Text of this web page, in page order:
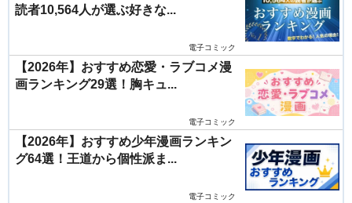
読者10,564人が選ぶ好きな...
電子コミック
【2026年】おすすめ恋愛・ラブコメ漫
画ランキング29選！胸キュ...
電子コミック
【2026年】おすすめ少年漫画ランキン
グ64選！王道から個性派ま...
電子コミック